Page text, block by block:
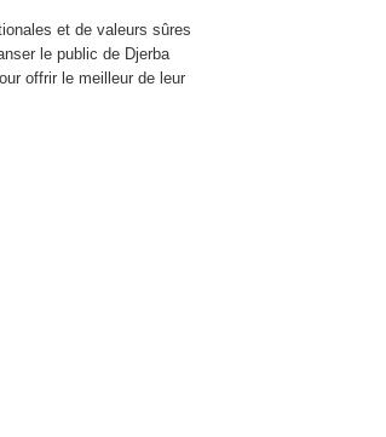
et de valeurs sûres
le public de Djerba
offrir le meilleur de leur